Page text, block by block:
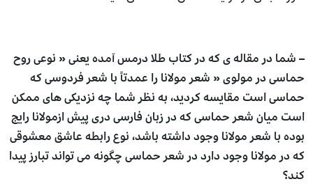
– شما در مقاله ی که در کتاب طلا درمس آمده یعنی « نوعی روح
حماسی در مولوی « شعر مولانا را عمدتاً با شعر فردوسی که
حماسی است مقایسه کردید، به نظر شما چه نزدیکی های ممکن
است میان شعر حماسی که در زبان فارسی دری پیش ازمولانا رایج
بوده با شعر مولانا وجود داشته باشد، نوع رابطه عاشق معشوقی
که در مولانا وجود دارد در شعر حماسی چگونه می تواند تبارز پیدا
کند؟